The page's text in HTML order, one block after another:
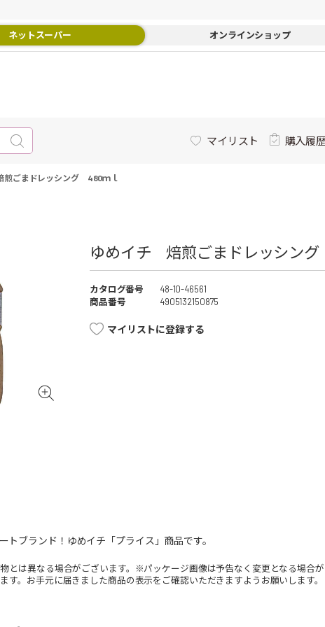
ネットスーパー オンラインショップ
マイリスト 購入履
ごまドレッシング 480ｍｌ
ゆめイチ 焙煎ごまドレッシン
カタログ番号
48-10-46561
商品番号
4905132150875
マイリストに登録する
トブランド！ゆめイチ「プライス」商品です。
とは異なる場合がございます。※パッケージ画像は予告なく変更となる場合
す。お手元に届きました商品の表示をご確認いただきますようお願いします。